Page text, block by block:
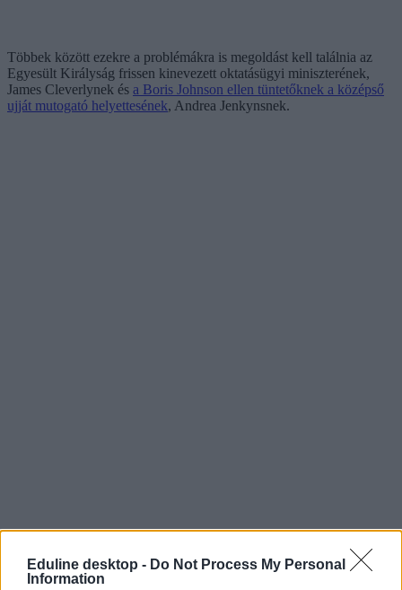
Eduline desktop - Do Not Process My Personal
Information
Többek között ezekre a problémákra is megoldást kell találnia az
Egyesült Királyság frissen kinevezett oktatásügyi miniszterének,
James Cleverlynek és a Boris Johnson ellen tüntetőknek a középső
ujját mutogató helyettesének, Andrea Jenkynsnek.
diákhitel
válság